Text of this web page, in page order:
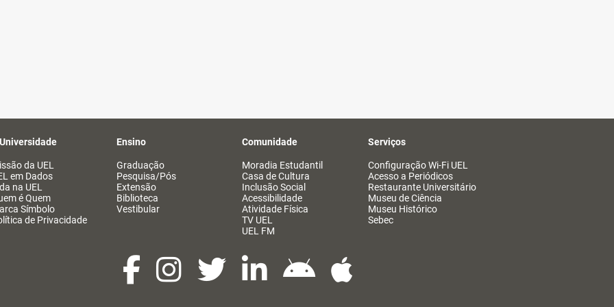
da UEL
em Dados
na UEL
é Quem
Símbolo
de Privacidade
Ensino
Graduação
Pesquisa/Pós
Extensão
Biblioteca
Vestibular
Comunidade
Moradia Estudantil
Casa de Cultura
Inclusão Social
Acessibilidade
Atividade Física
TV UEL
UEL FM
Serviços
Configuração Wi-Fi UEL
Acesso a Periódicos
Restaurante Universitário
Museu de Ciência
Museu Histórico
Sebec